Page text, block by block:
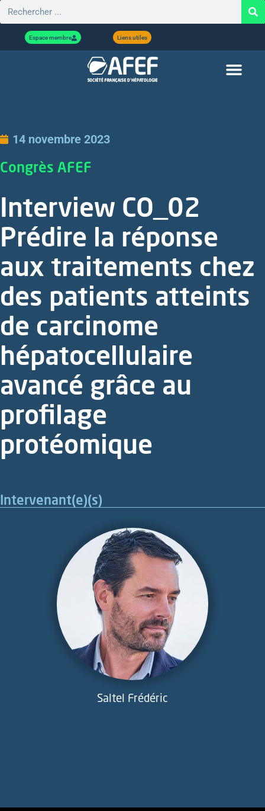
Espace membre Liens utiles
14 novembre 2023
Congrès AFEF
Interview CO_02
Prédire la réponse
aux traitements chez
des patients atteints
de carcinome
hépatocellulaire
avancé grâce au
profilage
protéomique
Intervenant(e)(s)
Saltel Frédéric